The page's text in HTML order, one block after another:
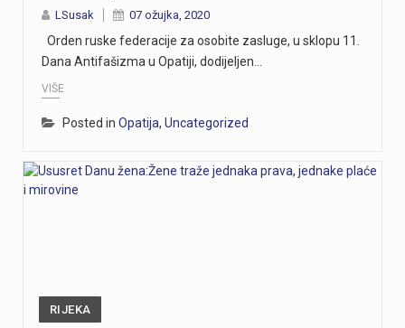
LSusak 07 ožujka, 2020
Orden ruske federacije za osobite zasluge, u sklopu 11.
Dana Antifašizma u Opatiji, dodijeljen…
VIŠE
Posted in Opatija, Uncategorized
RIJEKA